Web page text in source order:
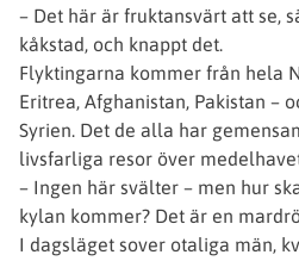
– Det här är fruktansvärt att se,
kåkstad, och knappt det.
Flyktingarna kommer från hela
Eritrea, Afghanistan, Pakistan –
Syrien. Det de alla har
livsfarliga resor över
– Ingen här svälter – men hur
kylan kommer? Det är en
I dagsläget sover otaliga män,